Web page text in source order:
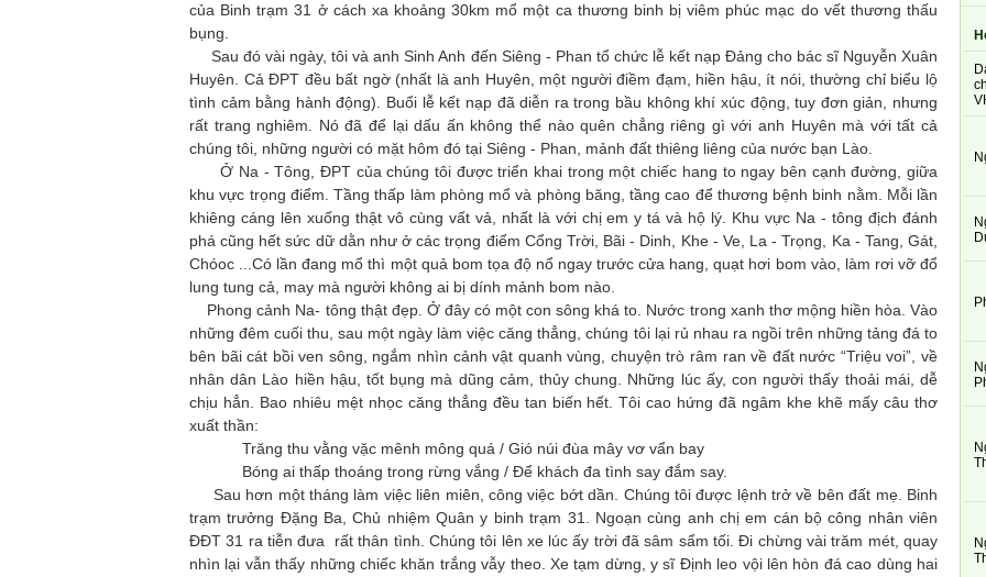
của Binh trạm 31 ở cách xa khoảng 30km mổ một ca thương binh bị viêm phúc mạc do vết thương thấu
bụng.
Sau đó vài ngày, tôi và anh Sinh Anh đến Siêng - Phan tổ chức lễ kết nạp Đảng cho bác sĩ Nguyễn Xuân
Huyên. Cả ĐPT đều bất ngờ (nhất là anh Huyên, một người điềm đạm, hiền hậu, ít nói, thường chỉ biểu lộ
tình cảm bằng hành động). Buổi lễ kết nạp đã diễn ra trong bầu không khí xúc động, tuy đơn giản, nhưng
rất trang nghiêm. Nó đã để lại dấu ấn không thể nào quên chẳng riêng gì với anh Huyên mà với tất cả
chúng tôi, những người có mặt hôm đó tại Siêng - Phan, mảnh đất thiêng liêng của nước bạn Lào.
Ở Na - Tông, ĐPT của chúng tôi được triển khai trong một chiếc hang to ngay bên cạnh đường, giữa
khu vực trọng điểm. Tầng thấp làm phòng mổ và phòng băng, tầng cao để thương bệnh binh nằm. Mỗi lần
khiêng cáng lên xuống thật vô cùng vất vả, nhất là với chị em y tá và hộ lý. Khu vực Na - tông địch đánh
phá cũng hết sức dữ dằn như ở các trọng điểm Cổng Trời, Bãi - Dinh, Khe - Ve, La - Trọng, Ka - Tang, Gát,
Chóoc ...Có lần đang mổ thì một quả bom tọa độ nổ ngay trước cửa hang, quạt hơi bom vào, làm rơi vỡ đổ
lung tung cả, may mà người không ai bị dính mảnh bom nào.
Phong cảnh Na- tông thật đẹp. Ở đây có một con sông khá to. Nước trong xanh thơ mộng hiền hòa. Vào
những đêm cuối thu, sau một ngày làm việc căng thẳng, chúng tôi lại rủ nhau ra ngồi trên những tảng đá to
bên bãi cát bồi ven sông, ngắm nhìn cảnh vật quanh vùng, chuyện trò râm ran về đất nước “Triệu voi”, về
nhân dân Lào hiền hậu, tốt bụng mà dũng cảm, thủy chung. Những lúc ấy, con người thấy thoải mái, dễ
chịu hẳn. Bao nhiêu mệt nhọc căng thẳng đều tan biến hết. Tôi cao hứng đã ngâm khe khẽ mấy câu thơ
xuất thần:
Trăng thu vằng vặc mênh mông quá / Gió núi đùa mây vơ vẩn bay
Bóng ai thấp thoáng trong rừng vắng / Để khách đa tình say đắm say.
Sau hơn một tháng làm việc liên miên, công việc bớt dần. Chúng tôi được lệnh trở về bên đất mẹ. Binh
trạm trưởng Đặng Ba, Chủ nhiệm Quân y binh trạm 31. Ngoạn cùng anh chị em cán bộ công nhân viên
ĐĐT 31 ra tiễn đưa rất thân tình. Chúng tôi lên xe lúc ấy trời đã sâm sẩm tối. Đi chừng vài trăm mét, quay
nhìn lại vẫn thấy những chiếc khăn trắng vẫy theo. Xe tạm dừng, y sĩ Định leo vội lên hòn đá cao dùng hai